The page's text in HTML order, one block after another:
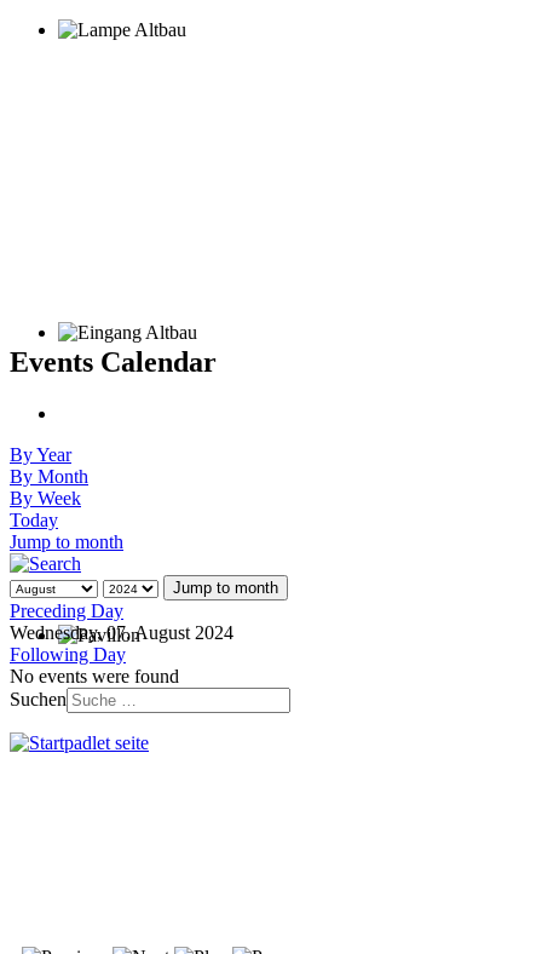
Events Calendar
By Year
By Month
By Week
Today
Jump to month
Jump to month
Preceding Day
Wednesday, 07. August 2024
Following Day
No events were found
Suchen